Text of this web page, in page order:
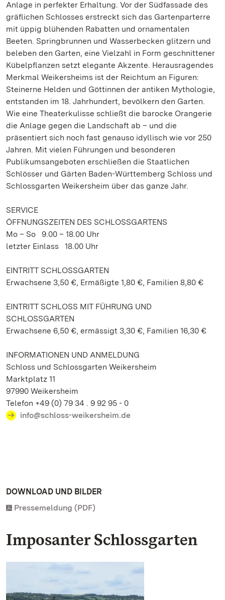
Anlage in perfekter Erhaltung. Vor der Südfassade des
gräflichen Schlosses erstreckt sich das Gartenparterre
mit üppig blühenden Rabatten und ornamentalen
Beeten. Springbrunnen und Wasserbecken glitzern und
beleben den Garten, eine Vielzahl in Form geschnittener
Kübelpflanzen setzt elegante Akzente. Herausragendes
Merkmal Weikersheims ist der Reichtum an Figuren:
Steinerne Helden und Göttinnen der antiken Mythologie,
entstanden im 18. Jahrhundert, bevölkern den Garten.
Wie eine Theaterkulisse schließt die barocke Orangerie
die Anlage gegen die Landschaft ab – und die
präsentiert sich noch fast genauso idyllisch wie vor 250
Jahren. Mit vielen Führungen und besonderen
Publikumsangeboten erschließen die Staatlichen
Schlösser und Gärten Baden-Württemberg Schloss und
Schlossgarten Weikersheim über das ganze Jahr.
SERVICE
ÖFFNUNGSZEITEN DES SCHLOSSGARTENS
Mo – So 9.00 – 18.00 Uhr
letzter Einlass 18.00 Uhr
EINTRITT SCHLOSSGARTEN
Erwachsene 3,50 €, Ermäßigte 1,80 €, Familien 8,80 €
EINTRITT SCHLOSS MIT FÜHRUNG UND
SCHLOSSGARTEN
Erwachsene 6,50 €, ermässigt 3,30 €, Familien 16,30 €
INFORMATIONEN UND ANMELDUNG
Schloss und Schlossgarten Weikersheim
Marktplatz 11
97990 Weikersheim
Telefon +49 (0) 79 34 . 9 92 95 - 0
info@schloss-weikersheim.de
DOWNLOAD UND BILDER
Pressemeldung (PDF)
Imposanter Schlossgarten